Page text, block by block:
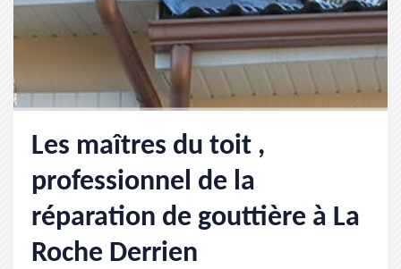
Les maîtres du toit ,
professionnel de la
réparation de gouttière à La
Roche Derrien